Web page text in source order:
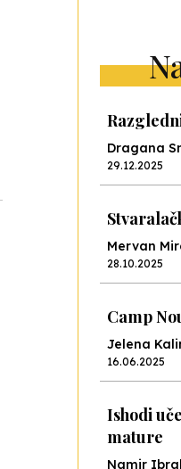
Dragana
29.12.2025
Mervan
28.10.2025
Camp
Jelena
16.06.2025
Ishodi
mature
Namir